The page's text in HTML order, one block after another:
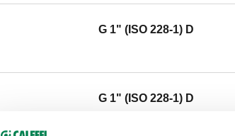
G 1" (ISO 228-1) D
G 1" (ISO 228-1) D